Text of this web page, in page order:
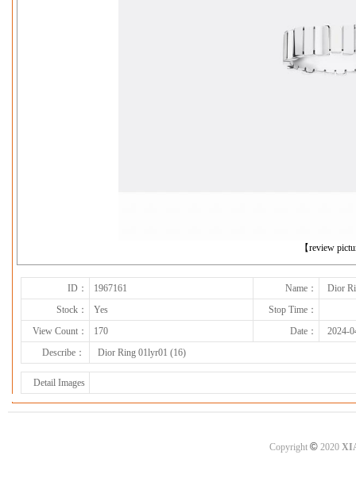
【review
ID： 1967161 Name：
Dior
Stock：
Yes
Stop Time：
View Count：
170 Date：
2024-
Describe：
Dior Ring 01lyr01 (16)
Detail Images
Copyright ©2020